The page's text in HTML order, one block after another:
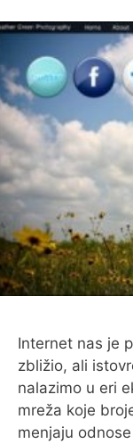
Internet nas je
zbližio, ali
nalazimo u eri
mreža koje
menjaju